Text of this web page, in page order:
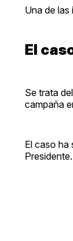
Una de
El
Se trata
campaña
El caso ha
Presidente.